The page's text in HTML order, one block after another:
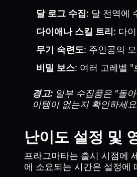
달 로그 수집: 달 전역에
다이애나 스킬 트리: 다
무기 숙련도: 주인공의
비밀 보스: 여러 고레벨 "
경고: 일부 수집품은 "돌
이템이 없는지 확인하세
난이도 설정 및
프라그마타는 출시 시점에
에 소요되는 시간은 설정에